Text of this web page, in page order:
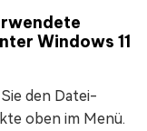
Windows 11
den Datei-
oben im Menü.